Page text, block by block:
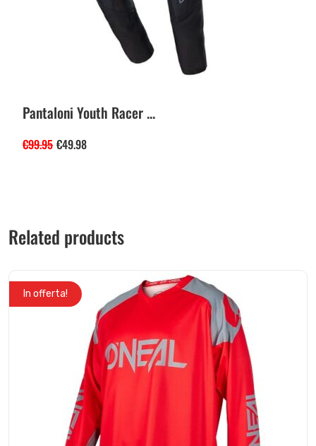
Pantaloni Youth Racer ...
€99.95 €49.98
Related products
In offerta!